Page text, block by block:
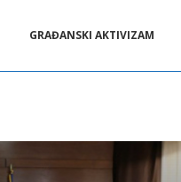
GRAĐANSKI AKTIVIZAM